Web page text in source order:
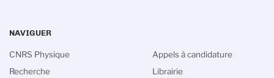
NAVIGUER
CNRS Physique
Recherche
Appels à candidature
Librairie